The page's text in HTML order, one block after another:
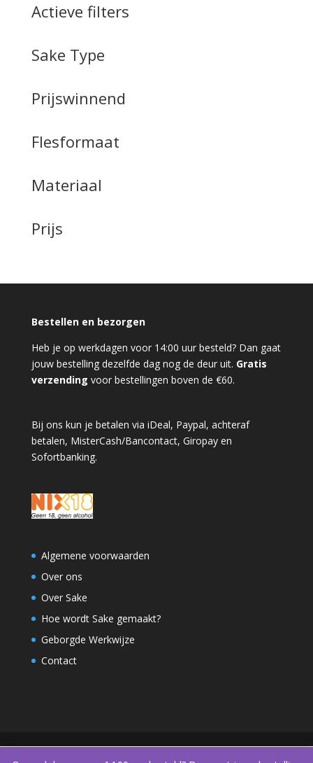
Actieve filters
Sake Type
Prijswinnend
Flesformaat
Materiaal
Prijs
Bestellen en bezorgen
Heb je op werkdagen voor 14:00 uur besteld? Dan gaat
jouw bestelling dezelfde dag nog de deur uit. Gratis
verzending voor bestellingen boven de €60.
Bij ons kun je betalen via iDeal, Paypal, achteraf
betalen, MisterCash/Bancontact, Giropay en
Sofortbanking.
Algemene voorwaarden
Over ons
Over Sake
Hoe wordt Sake gemaakt?
Geborgde Werkwijze
Contact